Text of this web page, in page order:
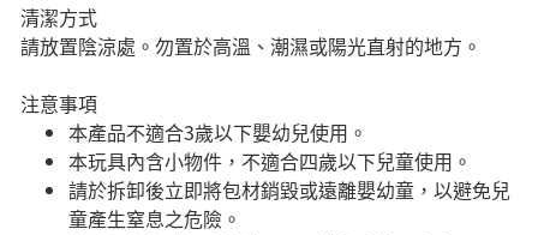
清潔方式
請放置陰涼處。勿置於高溫、潮濕或陽光直射的地方。
注意事項
本產品不適合3歲以下嬰幼兒使用。
本玩具內含小物件，不適合四歲以下兒童使用。
請於拆卸後立即將包材銷毀或遠離嬰幼童，以避免兒
童產生窒息之危險。